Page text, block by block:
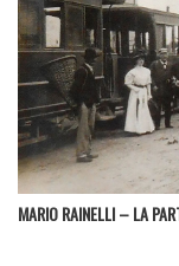
MARIO RAINELLI – LA